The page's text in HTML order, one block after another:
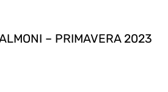
– PRIMAVERA 2023